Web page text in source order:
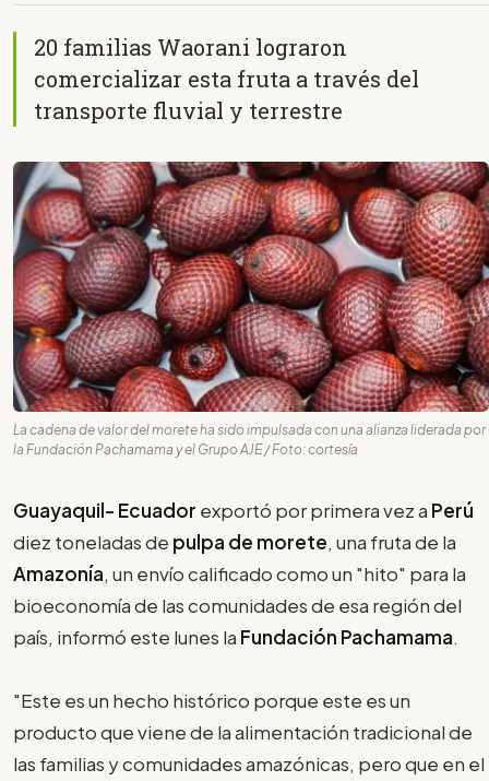
20 familias Waorani lograron
comercializar esta fruta a través del
transporte fluvial y terrestre
La cadena de valor del morete ha sido impulsada con una alianza liderada por
la Fundación Pachamama y el Grupo AJE / Foto: cortesía
Guayaquil- Ecuador exportó por primera vez a Perú
diez toneladas de pulpa de morete, una fruta de la
Amazonía, un envío calificado como un "hito" para la
bioeconomía de las comunidades de esa región del
país, informó este lunes la Fundación Pachamama.
"Este es un hecho histórico porque este es un
producto que viene de la alimentación tradicional de
las familias y comunidades amazónicas, pero que en el